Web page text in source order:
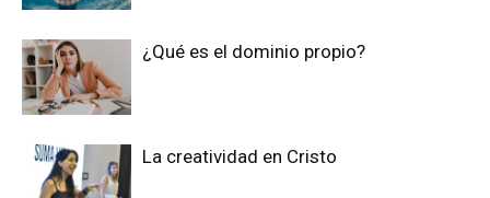
¿Qué es el dominio propio?
La creatividad en Cristo